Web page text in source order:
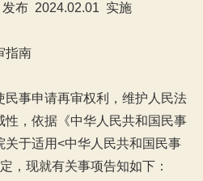
布 2024.02.01 实施
指南
民事申请再审权利，维护人民法
性，依据《中华人民共和国民事
关于适用<中华人民共和国民事
，现就有关事项告知如下：